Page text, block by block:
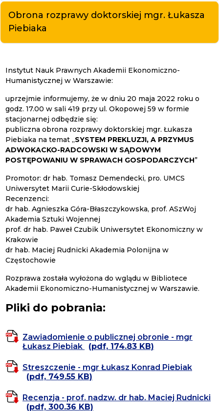
Obrona rozprawy doktorskiej mgr. Łukasza
Piebiaka
Instytut Nauk Prawnych Akademii Ekonomiczno-
Humanistycznej w Warszawie:
uprzejmie informujemy, że w dniu 20 maja 2022 roku o
godz. 17.00 w sali 419 przy ul. Okopowej 59 w formie
stacjonarnej odbędzie się:
publiczna obrona rozprawy doktorskiej mgr. Łukasza
Piebiaka na temat „SYSTEM PREKLUZJI, A PRZYMUS
ADWOKACKO-RADCOWSKI W SĄDOWYM
POSTĘPOWANIU W SPRAWACH GOSPODARCZYCH”
Promotor: dr hab. Tomasz Demendecki, pro. UMCS
Uniwersytet Marii Curie-Skłodowskiej
Recenzenci:
dr hab. Agnieszka Góra-Błaszczykowska, prof. ASzWoj
Akademia Sztuki Wojennej
prof. dr hab. Paweł Czubik Uniwersytet Ekonomiczny w
Krakowie
dr hab. Maciej Rudnicki Akademia Polonijna w
Częstochowie
Rozprawa została wyłożona do wglądu w Bibliotece
Akademii Ekonomiczno-Humanistycznej w Warszawie.
Pliki do pobrania:
Zawiadomienie o publicznej obronie - mgr
Łukasz Piebiak
(pdf, 174.83 KB)
Streszczenie - mgr Łukasz Konrad Piebiak
(pdf, 749.55 KB)
Recenzja - prof. nadzw. dr hab. Maciej Rudnicki
(pdf, 300.36 KB)